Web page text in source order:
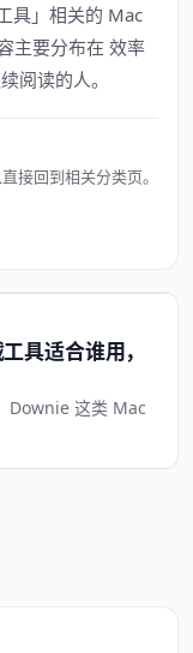
具」相关的 Mac
主要分布在 效率
阅读的人。
接回到相关分类页。
具适合谁用，
Downie 这类 Mac